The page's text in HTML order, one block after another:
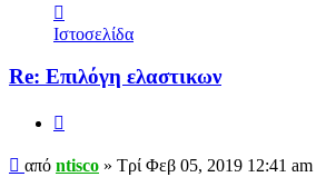
ntisco
Ιστοσελίδα
Re: Επιλόγη ελαστικων
Δημοσίευση
από ntisco » Τρί Φεβ 05, 2019 12:41 am